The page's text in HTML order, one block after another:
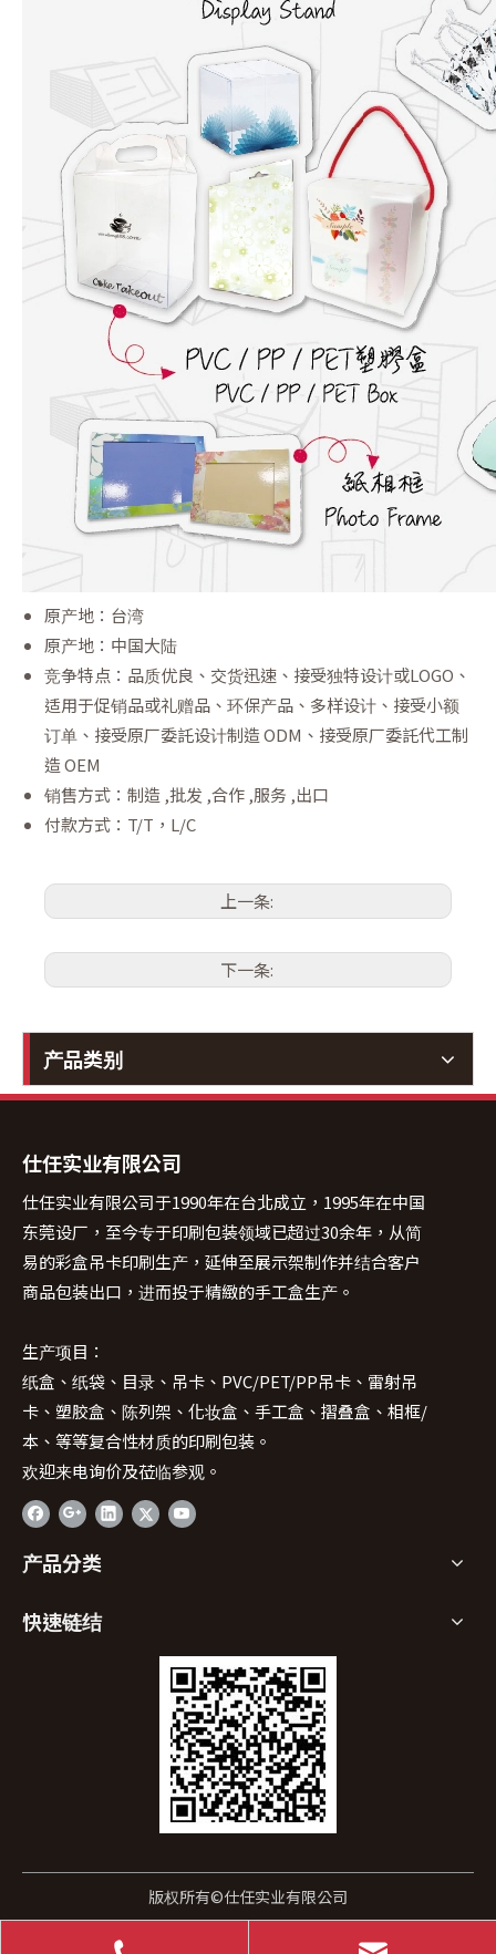
原产地：台湾
原产地：中国大陆
竞争特点：品质优良、交货迅速、接受独特设计或LOGO、
适用于促销品或礼赠品、环保产品、多样设计、接受小额
订单、接受原厂委託设计制造 ODM、接受原厂委託代工制
造 OEM
销售方式：制造 ,批发 ,合作 ,服务 ,出口
付款方式：T/T，L/C
上一条:
下一条:
产品类别
仕任实业有限公司
仕任实业有限公司于1990年在台北成立，1995年在中国
东莞设厂，至今专于印刷包装领域已超过30余年，从简
易的彩盒吊卡印刷生产，延伸至展示架制作并结合客户
商品包装出口，进而投于精緻的手工盒生产。
生产项目：
纸盒、纸袋、目录、吊卡、PVC/PET/PP吊卡、雷射吊
卡、塑胶盒、陈列架、化妆盒、手工盒、摺叠盒、相框/
本、等等复合性材质的印刷包装。
欢迎来电询价及莅临参观。
产品分类
快速链结
版权所有©仕任实业有限公司